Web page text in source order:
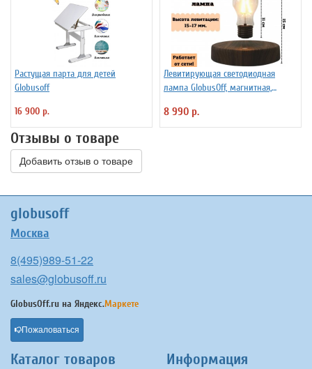
Растущая парта для детей
Globusoff
16 900 р.
Левитирующая светодиодная
лампа GlobusOff, магнитная,
8 990 р.
Отзывы о товаре
Добавить отзыв о товаре
globusoff
Москва
8(495)989-51-22
sales@globusoff.ru
GlobusOff.ru на Яндекс.Маркете
Пожаловаться
Каталог товаров Информация